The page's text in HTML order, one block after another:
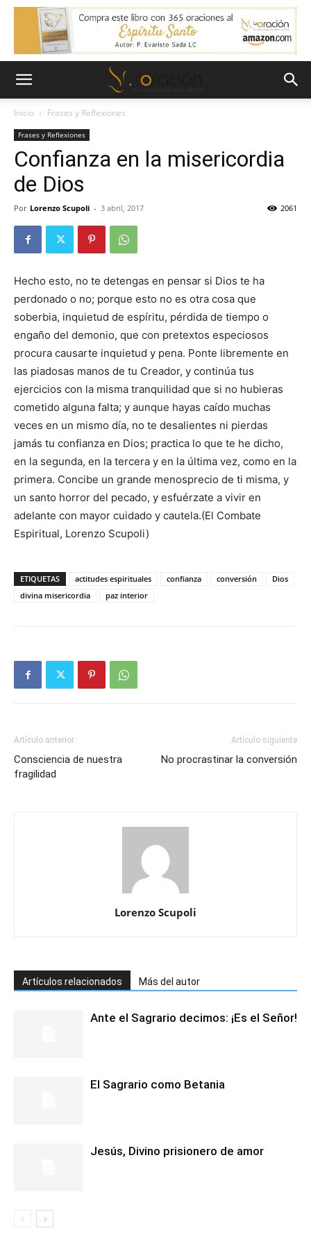
Inicio Frases y Reflexiones
Frases y Reflexiones
Confianza en la misericordia
de Dios
Por Lorenzo Scupoli - 3 abril, 2017 2061
Hecho esto, no te detengas en pensar si Dios te ha
perdonado o no; porque esto no es otra cosa que
soberbia, inquietud de espíritu, pérdida de tiempo o
engaño del demonio, que con pretextos especiosos
procura causarte inquietud y pena. Ponte libremente en
las piadosas manos de tu Creador, y continúa tus
ejercicios con la misma tranquilidad que si no hubieras
cometido alguna falta; y aunque hayas caído muchas
veces en un mismo día, no te desalientes ni pierdas
jamás tu confianza en Dios; practica lo que te he dicho,
en la segunda, en la tercera y en la última vez, como en la
primera. Concibe un grande menosprecio de ti misma, y
un santo horror del pecado, y esfuérzate a vivir en
adelante con mayor cuidado y cautela.(El Combate
Espiritual, Lorenzo Scupoli)
ETIQUETAS actitudes espirituales confianza conversión
Dios
divina misericordia
paz interior
Artículo anterior
Consciencia de nuestra
fragilidad
Artículo siguiente
No procrastinar la conversión
Lorenzo Scupoli
Artículos relacionados Más del autor
Ante el Sagrario decimos: ¡Es el Señor!
El Sagrario como Betania
Jesús, Divino prisionero de amor